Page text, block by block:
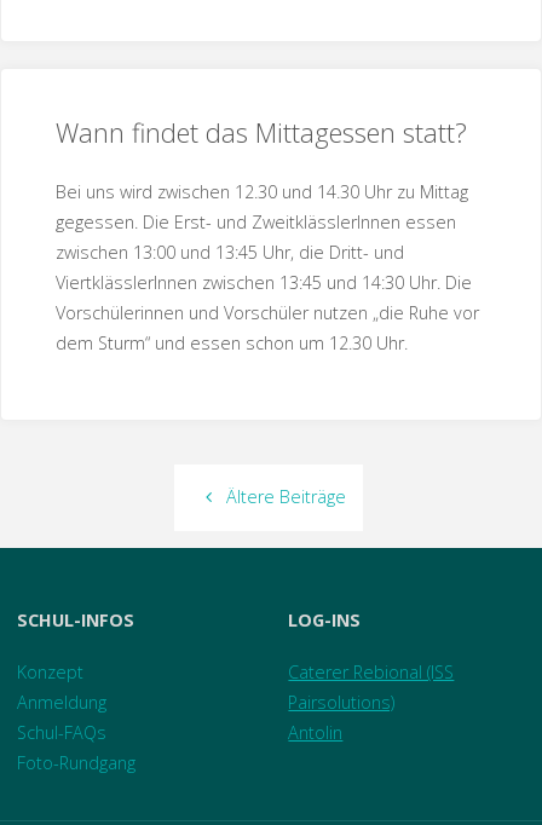
Wann findet das Mittagessen statt?
Bei uns wird zwischen 12.30 und 14.30 Uhr zu Mittag
gegessen. Die Erst- und ZweitklässlerInnen essen
zwischen 13:00 und 13:45 Uhr, die Dritt- und
ViertklässlerInnen zwischen 13:45 und 14:30 Uhr. Die
Vorschülerinnen und Vorschüler nutzen „die Ruhe vor
dem Sturm“ und essen schon um 12.30 Uhr.
Ältere Beiträge
SCHUL-INFOS
Konzept
Anmeldung
Schul-FAQs
Foto-Rundgang
LOG-INS
Caterer Rebional (ISS
Pairsolutions)
Antolin